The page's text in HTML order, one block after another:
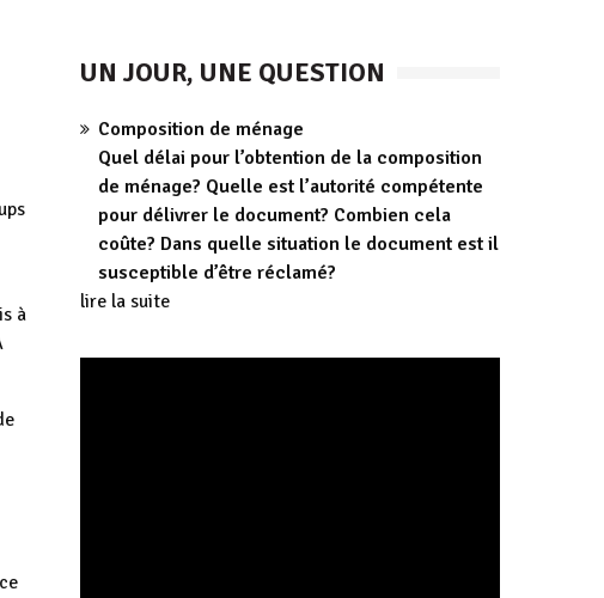
à
UN JOUR, UNE QUESTION
Composition de ménage
Quel délai pour l’obtention de la composition
de ménage? Quelle est l’autorité compétente
pour délivrer le document? Combien cela
coûte? Dans quelle situation le document est il
susceptible d’être réclamé?
lire la suite